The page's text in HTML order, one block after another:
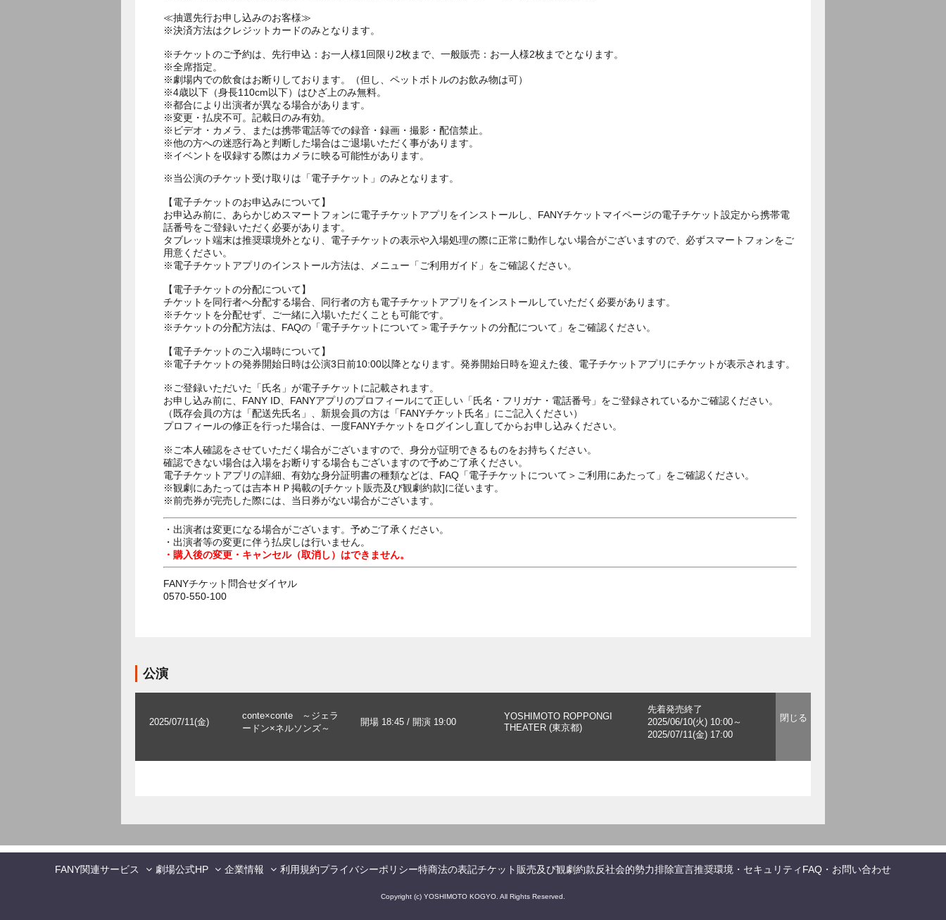
≪抽選先行お申し込みのお客様≫
※決済方法はクレジットカードのみとなります。
※チケットのご予約は、先行申込：お一人様1回限り2枚まで、一般販売：お一人様2枚までとなります。
※全席指定。
※劇場内での飲食はお断りしております。（但し、ペットボトルのお飲み物は可）
※4歳以下（身長110cm以下）はひざ上のみ無料。
※都合により出演者が異なる場合があります。
※変更・払戻不可。記載日のみ有効。
※ビデオ・カメラ、または携帯電話等での録音・録画・撮影・配信禁止。
※他の方への迷惑行為と判断した場合はご退場いただく事があります。
※イベントを収録する際はカメラに映る可能性があります。
※当公演のチケット受け取りは「電子チケット」のみとなります。
【電子チケットのお申込みについて】
お申込み前に、あらかじめスマートフォンに電子チケットアプリをインストールし、FANYチケットマイページの電子チケット設定から携帯電
話番号をご登録いただく必要があります。
タブレット端末は推奨環境外となり、電子チケットの表示や入場処理の際に正常に動作しない場合がございますので、必ずスマートフォンをご
用意ください。
※電子チケットアプリのインストール方法は、メニュー「ご利用ガイド」をご確認ください。
【電子チケットの分配について】
チケットを同行者へ分配する場合、同行者の方も電子チケットアプリをインストールしていただく必要があります。
※チケットを分配せず、ご一緒に入場いただくことも可能です。
※チケットの分配方法は、FAQの「電子チケットについて＞電子チケットの分配について」をご確認ください。
【電子チケットのご入場時について】
※電子チケットの発券開始日時は公演3日前10:00以降となります。発券開始日時を迎えた後、電子チケットアプリにチケットが表示されます。
※ご登録いただいた「氏名」が電子チケットに記載されます。
お申し込み前に、FANY ID、FANYアプリのプロフィールにて正しい「氏名・フリガナ・電話番号」をご登録されているかご確認ください。
（既存会員の方は「配送先氏名」、新規会員の方は「FANYチケット氏名」にご記入ください）
プロフィールの修正を行った場合は、一度FANYチケットをログインし直してからお申し込みください。
※ご本人確認をさせていただく場合がございますので、身分が証明できるものをお持ちください。
確認できない場合は入場をお断りする場合もございますので予めご了承ください。
電子チケットアプリの詳細、有効な身分証明書の種類などは、FAQ「電子チケットについて＞ご利用にあたって」をご確認ください。
※観劇にあたっては吉本ＨＰ掲載の[チケット販売及び観劇約款]に従います。
※前売券が完売した際には、当日券がない場合がございます。
・出演者は変更になる場合がございます。予めご了承ください。
・出演者等の変更に伴う払戻しは行いません。
・購入後の変更・キャンセル（取消し）はできません。
FANYチケット問合せダイヤル
0570-550-100
公演
2025/07/11(金)
conte×conte ～ジェラ
ードン×ネルソンズ～
開場 18:45 / 開演 19:00
YOSHIMOTO ROPPONGI
THEATER (東京都)
先着発売終了
2025/06/10(火) 10:00～
2025/07/11(金) 17:00
FANY関連サービス 劇場公式HP 企業情報 利用規約プライバシーポリシー特商法の表記チケット販売及び観劇約款反社会的勢力排除宣言推奨環境・セキュリティ FAQ・お問い合わせ
Copyright (c) YOSHIMOTO KOGYO. All Rights Reserved.